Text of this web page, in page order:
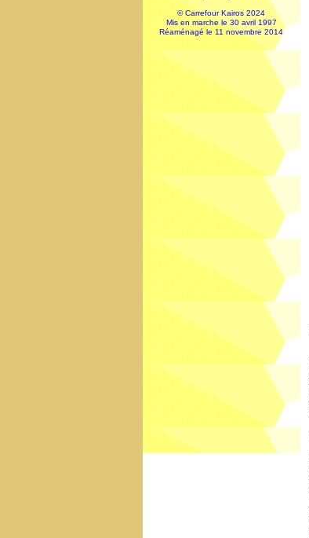
© Carrefour Kairos 2024
Mis en marche le 30 avril 1997
Réaménagé le 11 novembre 2014